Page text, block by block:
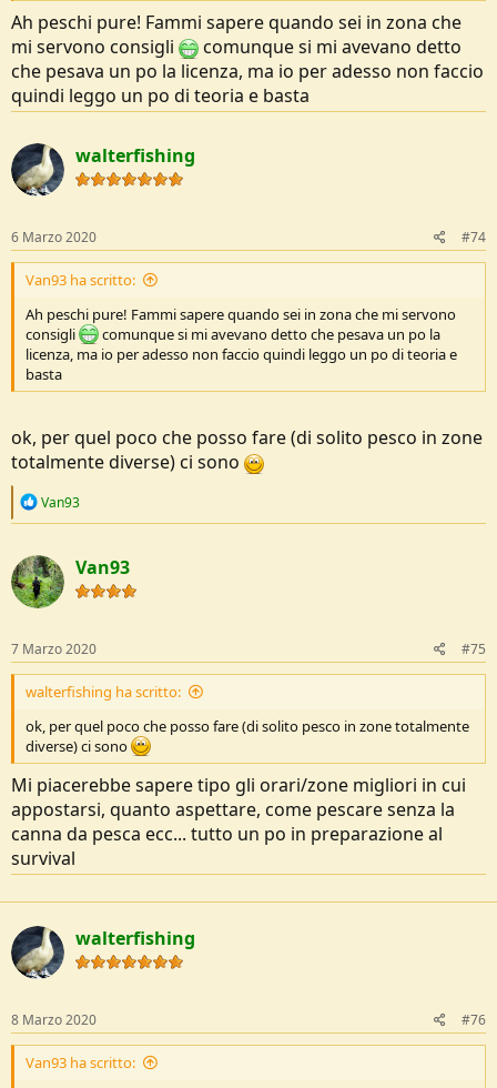
Ah peschi pure! Fammi sapere quando sei in zona che
mi servono consigli
comunque si mi avevano detto
che pesava un po la licenza, ma io per adesso non faccio
quindi leggo un po di teoria e basta
walterfishing
6 Marzo 2020 #74
Van93 ha scritto:
Ah peschi pure! Fammi sapere quando sei in zona che mi servono
consigli
comunque si mi avevano detto che pesava un po la
licenza, ma io per adesso non faccio quindi leggo un po di teoria e
basta
ok, per quel poco che posso fare (di solito pesco in zone
totalmente diverse) ci sono
R
c
t
i
o
s
:
Van93
Van93
7 Marzo 2020 #75
walterfishing ha scritto:
ok, per quel poco che posso fare (di solito pesco in zone totalmente
diverse) ci sono
Mi piacerebbe sapere tipo gli orari/zone migliori in cui
appostarsi, quanto aspettare, come pescare senza la
canna da pesca ecc... tutto un po in preparazione al
survival
walterfishing
8 Marzo 2020 #76
Van93 ha scritto: